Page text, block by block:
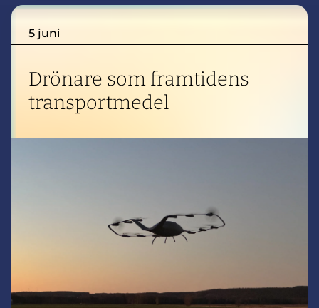
5 juni
Drönare som framtidens
transportmedel